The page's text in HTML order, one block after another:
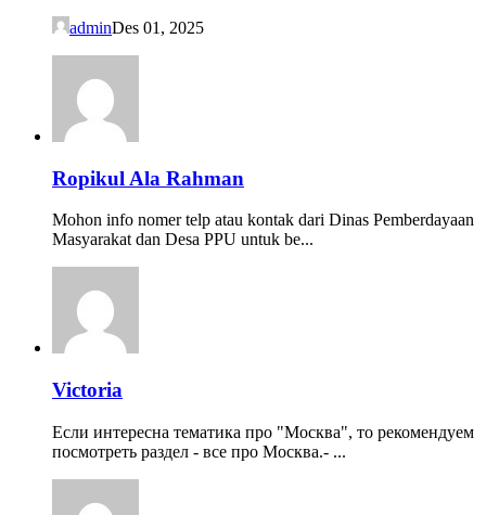
adminDes 01, 2025
Ropikul Ala Rahman
Mohon info nomer telp atau kontak dari Dinas Pemberdayaan
Masyarakat dan Desa PPU untuk be...
Victoria
Если интересна тематика про "Москва", то рекомендуем
посмотреть раздел - все про Москва.- ...